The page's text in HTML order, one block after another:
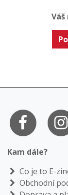
Kam dále?
Co je to E-
Obchodní